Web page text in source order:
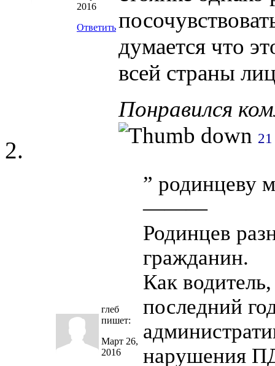
2016
Ответить
думается что
всей страны
Понравился
21
глеб
пишет:
Март 26,
2016
” родинцеву
———
Родинцев
гражданин.
Как
последний
нарушения